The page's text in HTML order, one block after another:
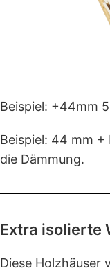
Beispiel: +44mm
Beispiel: 44 mm
die Dämmung.
Extra isolierte
Diese Holzhäuser